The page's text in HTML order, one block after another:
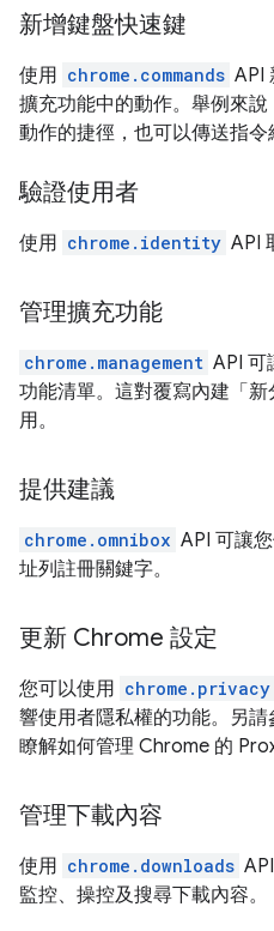
新增鍵盤快速鍵
使用 chrome.commands API
擴充功能中的動作。舉例來
動作的捷徑，也可以傳送指令
驗證使用者
使用 chrome.identity API
管理擴充功能
chrome.management API 可
功能清單。這對覆寫內建「
用。
提供建議
chrome.omnibox API 可讓
址列註冊關鍵字。
更新 Chrome 設定
您可以使用 chrome.privacy
響使用者隱私權的功能。另請
瞭解如何管理 Chrome 的
管理下載內容
使用 chrome.downloads
監控、操控及搜尋下載內容。